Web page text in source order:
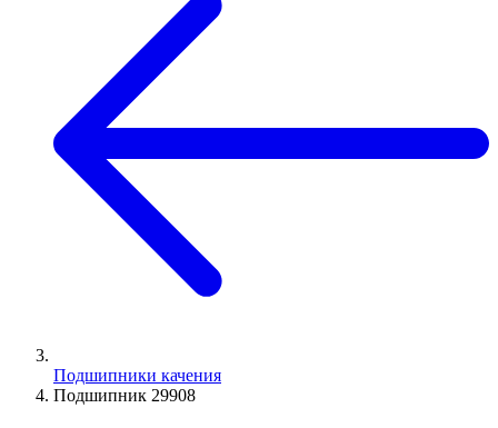
Подшипники качения
Подшипник 29908